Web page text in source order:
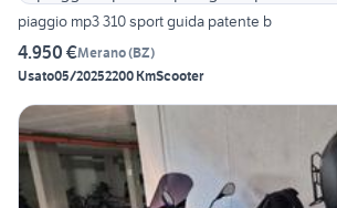
piaggio mp3 310 sport guida patente b
4.950 €Merano(BZ)
Usato05/20252200 KmScooter